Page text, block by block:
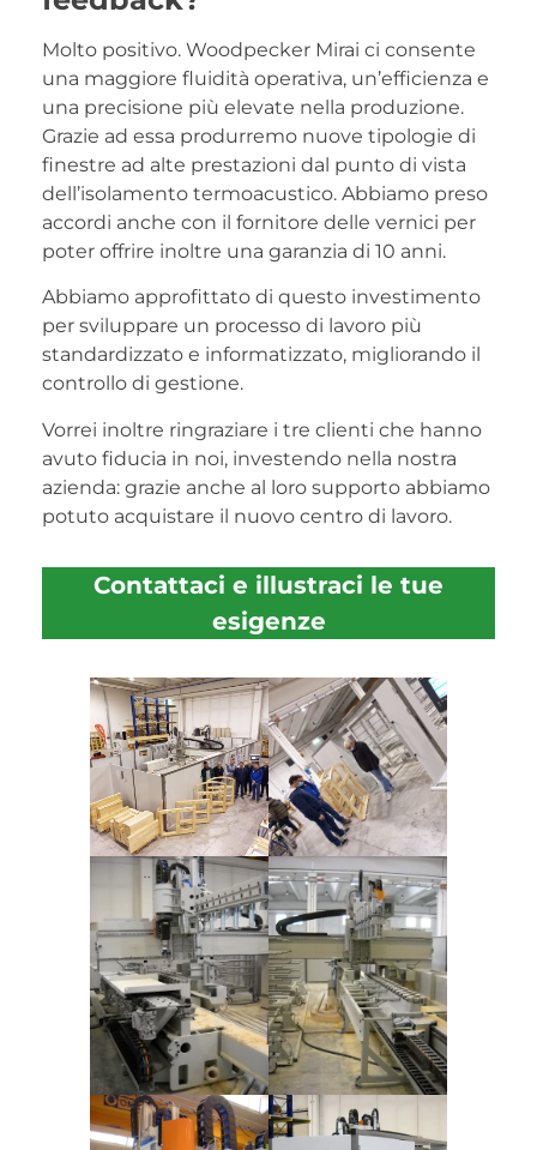
Molto positivo. Woodpecker Mirai ci consente
una maggiore fluidità operativa, un’efficienza e
una precisione più elevate nella produzione.
Grazie ad essa produrremo nuove tipologie di
finestre ad alte prestazioni dal punto di vista
dell’isolamento termoacustico. Abbiamo preso
accordi anche con il fornitore delle vernici per
poter offrire inoltre una garanzia di 10 anni.
Abbiamo approfittato di questo investimento
per sviluppare un processo di lavoro più
standardizzato e informatizzato, migliorando il
controllo di gestione.
Vorrei inoltre ringraziare i tre clienti che hanno
avuto fiducia in noi, investendo nella nostra
azienda: grazie anche al loro supporto abbiamo
potuto acquistare il nuovo centro di lavoro.
Contattaci e illustraci le tue
esigenze